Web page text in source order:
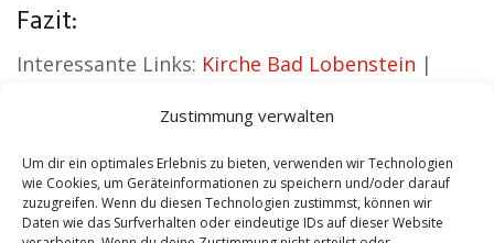
Zustimmung verwalten
Um dir ein optimales Erlebnis zu bieten, verwenden wir Technologien
wie Cookies, um Geräteinformationen zu speichern und/oder darauf
zuzugreifen. Wenn du diesen Technologien zustimmst, können wir
Daten wie das Surfverhalten oder eindeutige IDs auf dieser Website
Fazit:
Interessante Links: Kirche Bad Lobenstein |
Sicherheitsdienst Bad Lobenstein
Bad Lobenstein|Hundeschule Bad Lobenstein
|Schamane Bad Lobenstein